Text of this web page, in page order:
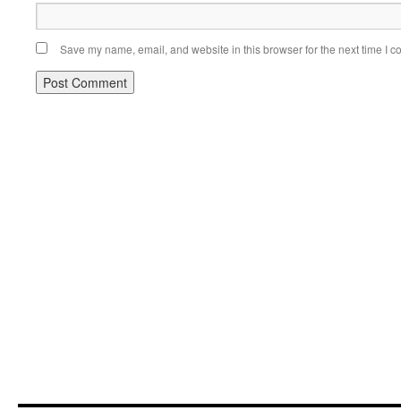
Save my name, email, and website in this browser for the next time I